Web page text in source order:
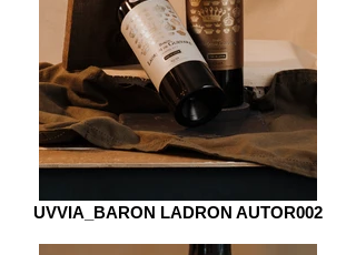
UVVIA_BARON LADRON AUTOR002